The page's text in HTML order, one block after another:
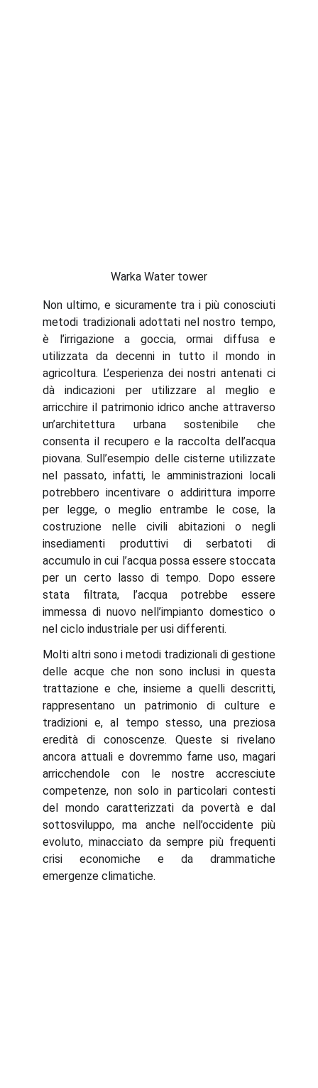
Warka Water tower
Non ultimo, e sicuramente tra i più conosciuti
metodi tradizionali adottati nel nostro tempo,
è l’irrigazione a goccia, ormai diffusa e
utilizzata da decenni in tutto il mondo in
agricoltura. L’esperienza dei nostri antenati ci
dà indicazioni per utilizzare al meglio e
arricchire il patrimonio idrico anche attraverso
un’architettura urbana sostenibile che
consenta il recupero e la raccolta dell’acqua
piovana. Sull’esempio delle cisterne utilizzate
nel passato, infatti, le amministrazioni locali
potrebbero incentivare o addirittura imporre
per legge, o meglio entrambe le cose, la
costruzione nelle civili abitazioni o negli
insediamenti produttivi di serbatoti di
accumulo in cui l’acqua possa essere stoccata
per un certo lasso di tempo. Dopo essere
stata filtrata, l’acqua potrebbe essere
immessa di nuovo nell’impianto domestico o
nel ciclo industriale per usi differenti.
Molti altri sono i metodi tradizionali di gestione
delle acque che non sono inclusi in questa
trattazione e che, insieme a quelli descritti,
rappresentano un patrimonio di culture e
tradizioni e, al tempo stesso, una preziosa
eredità di conoscenze. Queste si rivelano
ancora attuali e dovremmo farne uso, magari
arricchendole con le nostre accresciute
competenze, non solo in particolari contesti
del mondo caratterizzati da povertà e dal
sottosviluppo, ma anche nell’occidente più
evoluto, minacciato da sempre più frequenti
crisi economiche e da drammatiche
emergenze climatiche.